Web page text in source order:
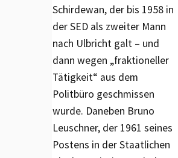
Schirdewan, der bis 1958 in
der SED als zweiter Mann
nach Ulbricht galt – und
dann wegen „fraktioneller
Tätigkeit“ aus dem
Politbüro geschmissen
wurde. Daneben Bruno
Leuschner, der 1961 seines
Postens in der Staatlichen